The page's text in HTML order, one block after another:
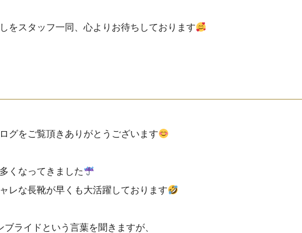
をスタッフ一同、心よりお待ちしております
グをご覧頂きありがとうございます
くなってきました
レな長靴が早くも大活躍しております
ライドという言葉を聞きますが、